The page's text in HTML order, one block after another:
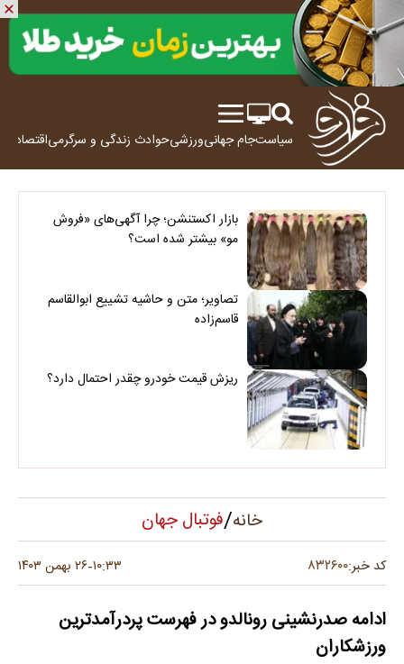
سیاستجام جهانیورزشیحوادث زندگی و سرگرمیاقتصاد
بازار اکستنشن؛ چرا آگهی‌های «فروش
مو» بیشتر شده است؟
تصاویر؛ متن و حاشیه تشییع ابوالقاسم
قاسم‌زاده
ریزش قیمت خودرو چقدر احتمال دارد؟
خانه/فوتبال جهان
کد خبر:۸۳۲۶۰۰ ۱۰:۳۳-۲۶ بهمن ۱۴۰۳
ادامه صدرنشینی رونالدو در فهرست پردرآمدترین
ورزشکاران